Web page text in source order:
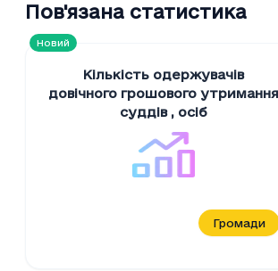
Пов'язана статистика
Новий
Кількість одержувачів
довічного грошового утримання
суддів , осіб
Громади